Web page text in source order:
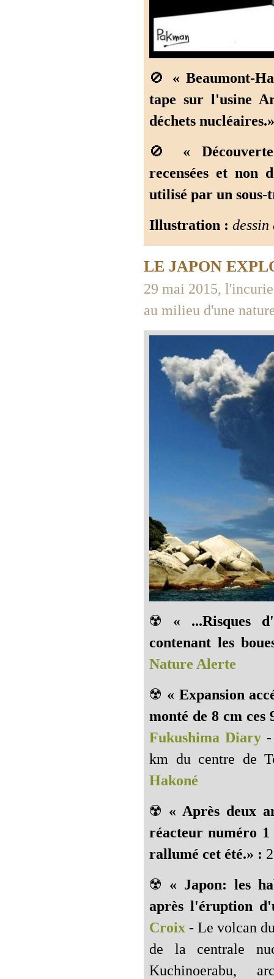
🚫 « Beaumont-
tape sur l'usine
déchets
🚫 «
recensées et non
utilisé par un
Illustration : dessin
LE JAPON
29 mai 2015,
au milieu d'une
☢️ « ...Risques
contenant les
Nature Alerte
☢️ « Expansion
monté de 8 cm
Fukushima Diary
km du centre de
Hakoné
☢️ « Après deux
réacteur numéro
rallumé cet été.» :
☢️ « Japon: les
après l'éruption
Croix - Le volcan
de la centrale
Kuchinoerabu,